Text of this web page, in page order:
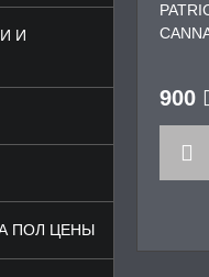
И
ПОЛ ЦЕНЫ
900